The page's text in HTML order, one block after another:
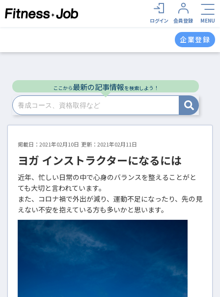
ログイン 会員登録 MENU
企業登録
ここから最新の記事情報を検索しよう！
掲載日： 2021年02月10日 更新：2021年02月11日
ヨガ インストラクターになるには
近年、忙しい日常の中で心身のバランスを整えることがと
ても大切と言われています。
また、コロナ禍で外出が減り、運動不足になったり、先の見
えない不安を抱えている方も多いかと思います。